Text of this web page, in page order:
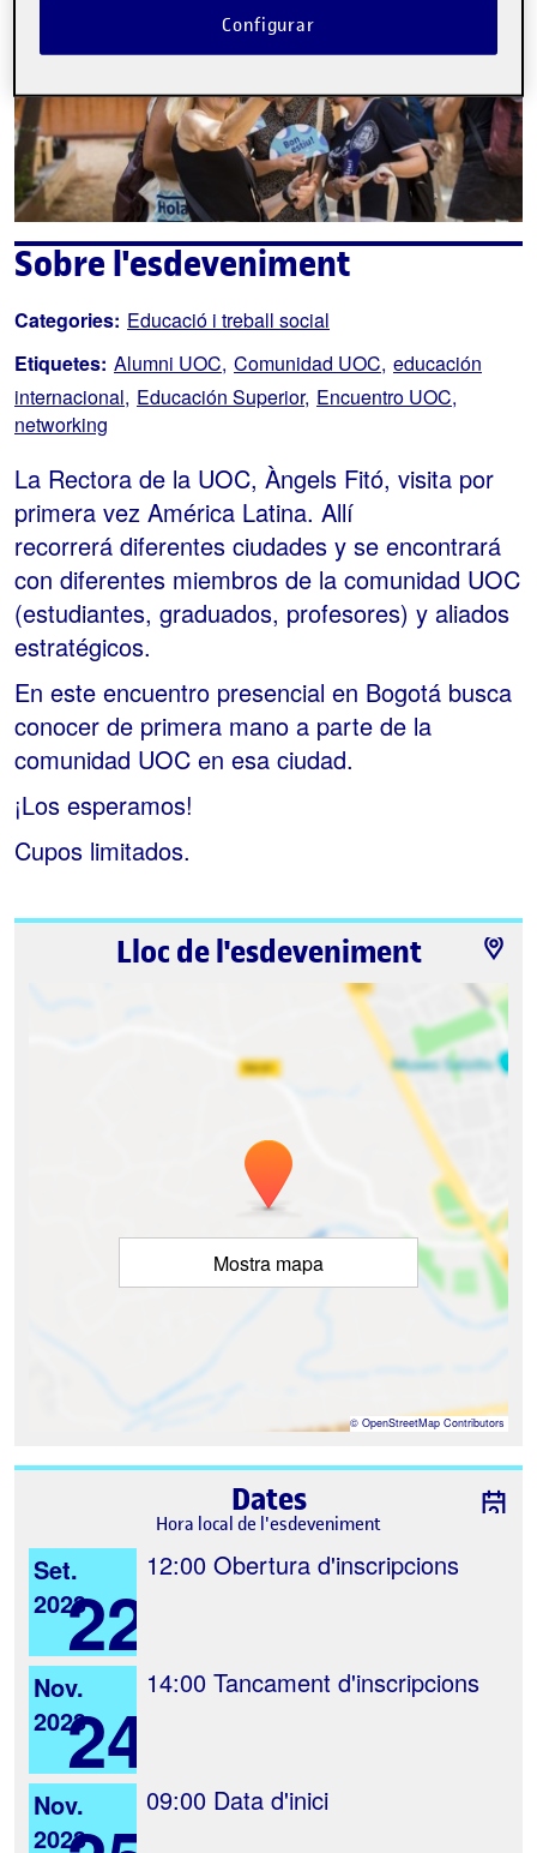
Sobre l'esdeveniment
Categories: Educació i treball social
Etiquetes: Alumni UOC Comunidad UOC educación
internacional Educación Superior Encuentro UOC
networking
La Rectora de la UOC, Àngels Fitó, visita por
primera vez América Latina. Allí
recorrerá diferentes ciudades y se encontrará
con diferentes miembros de la comunidad UOC
(estudiantes, graduados, profesores) y aliados
estratégicos.
En este encuentro presencial en Bogotá busca
conocer de primera mano a parte de la
comunidad UOC en esa ciudad.
¡Los esperamos!
Cupos limitados.
Lloc de l'esdeveniment
Mostra mapa
© OpenStreetMap Contributors
Dates
Hora local de l'esdeveniment
Set.
202322
12:00 Obertura d'inscripcions
Nov.
202324
14:00 Tancament d'inscripcions
Nov.
2023
09:00 Data d'inici
Configurar